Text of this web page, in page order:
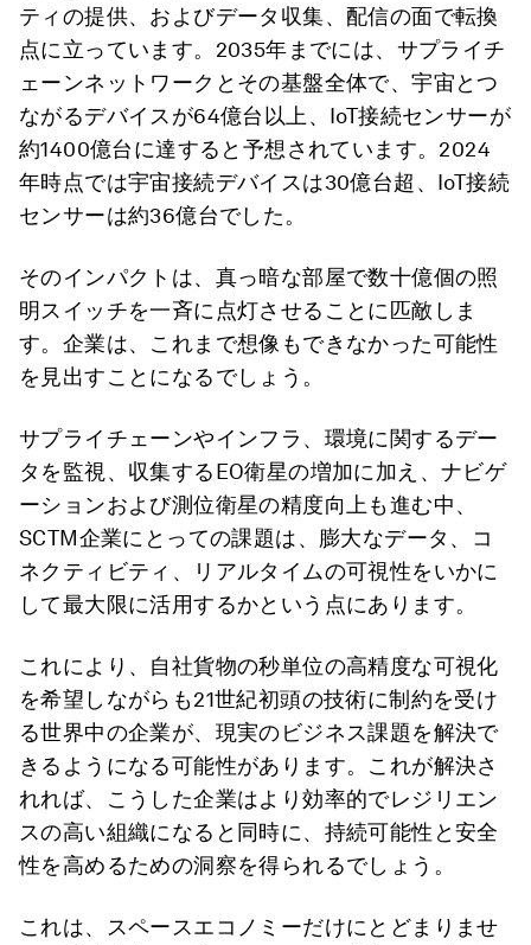
ティの提供、およびデータ収集、配信の面で転換
点に立っています。2035年までには、サプライチ
ェーンネットワークとその基盤全体で、宇宙とつ
ながるデバイスが64億台以上、IoT接続センサーが
約1400億台に達すると予想されています。2024
年時点では宇宙接続デバイスは30億台超、IoT接続
センサーは約36億台でした。
そのインパクトは、真っ暗な部屋で数十億個の照
明スイッチを一斉に点灯させることに匹敵しま
す。企業は、これまで想像もできなかった可能性
を見出すことになるでしょう。
サプライチェーンやインフラ、環境に関するデー
タを監視、収集するEO衛星の増加に加え、ナビゲ
ーションおよび測位衛星の精度向上も進む中、
SCTM企業にとっての課題は、膨大なデータ、コ
ネクティビティ、リアルタイムの可視性をいかに
して最大限に活用するかという点にあります。
これにより、自社貨物の秒単位の高精度な可視化
を希望しながらも21世紀初頭の技術に制約を受け
る世界中の企業が、現実のビジネス課題を解決で
きるようになる可能性があります。これが解決さ
れれば、こうした企業はより効率的でレジリエン
スの高い組織になると同時に、持続可能性と安全
性を高めるための洞察を得られるでしょう。
これは、スペースエコノミーだけにとどまりませ